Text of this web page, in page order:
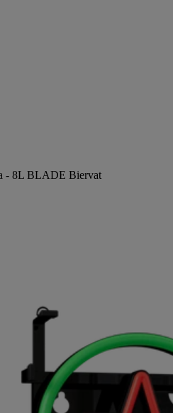
- 8L BLADE Biervat